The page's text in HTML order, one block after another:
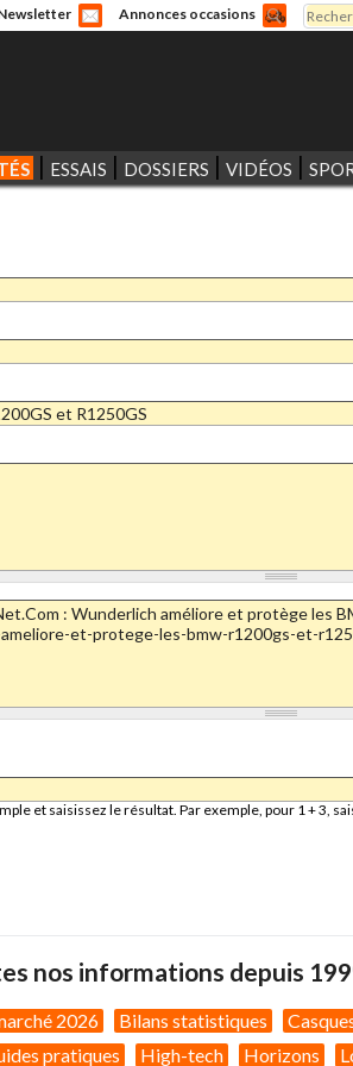
Annonces occasions
ESSAIS DOSSIERS VIDÉOS
et saisissez le résultat. Par exemple, pour 1 + 3,
nos informations depuis
2026 Bilans statistiques
pratiques High-tech Horizons